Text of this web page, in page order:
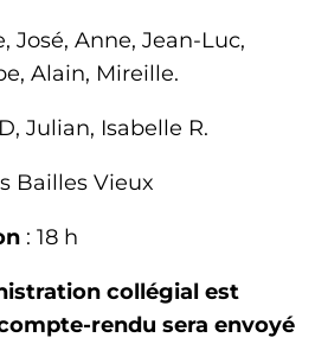
José, Anne, Jean-Luc,
Alain, Mireille.
Julian, Isabelle R.
Bailles Vieux
: 18 h
collégial est
rendu sera envoyé